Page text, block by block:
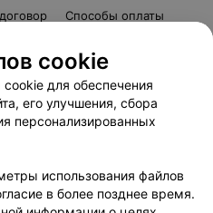
Способы оплаты
соглашение
в поддержку
сотрудничества
cookie
cookie
для обеспечения
его улучшения, сбора
персонализированных
использования файлов
в более позднее время.